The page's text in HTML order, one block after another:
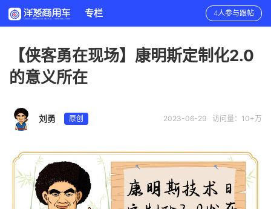
专栏 4人参与跟帖
【侠客勇在现场】康明斯定制化2.0
的意义所在
访问量：10+万
2023-06-29
刘勇 原创